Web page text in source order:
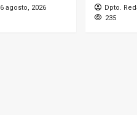
6 agosto, 2026
Dpto.
235